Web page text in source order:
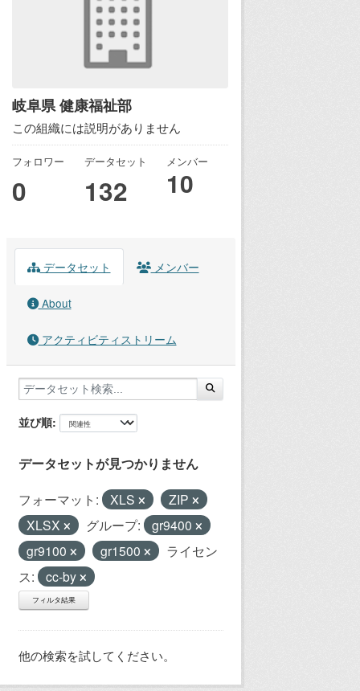
岐阜県 健康福祉部
この組織には説明がありません
フォロワー
0
データセット
132
メンバー
10
データセット メンバー
About
アクティビティストリーム
並び順
データセットが見つかりません
フォーマット: XLS
ZIP
XLSX
グループ:
gr9400
gr9100
gr1500
ライセン
ス:
cc-by
フィルタ結果
他の検索を試してください。